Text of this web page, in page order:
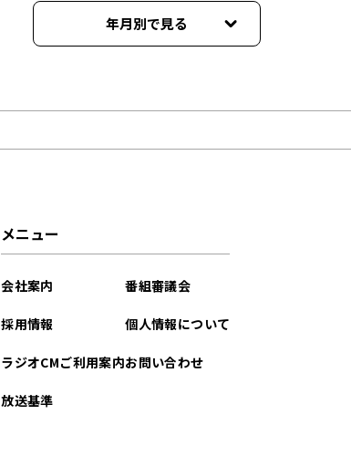
年月別で見る
2023年02月
2022年08月
メニュー
会社案内
採用情報
ラジオCMご利用案内
放送基準
番組審議会
個人情報について
お問い合わせ